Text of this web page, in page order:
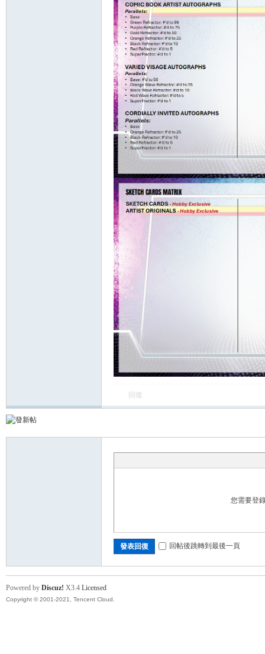
回復
您需要登
發表回復 回帖後跳轉到最後一頁
Powered by Discuz! X3.4 Licensed
Copyright © 2001-2021, Tencent Cloud.